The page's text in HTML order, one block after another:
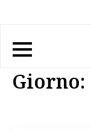
Giorno: